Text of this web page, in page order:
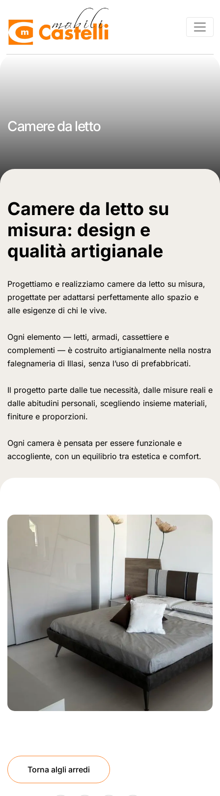
Camere da letto
Camere da letto su
misura: design e
qualità artigianale
Progettiamo e realizziamo camere da letto su misura,
progettate per adattarsi perfettamente allo spazio e
alle esigenze di chi le vive.
Ogni elemento — letti, armadi, cassettiere e
complementi — è costruito artigianalmente nella nostra
falegnameria di Illasi, senza l’uso di prefabbricati.
Il progetto parte dalle tue necessità, dalle misure reali e
dalle abitudini personali, scegliendo insieme materiali,
finiture e proporzioni.
Ogni camera è pensata per essere funzionale e
accogliente, con un equilibrio tra estetica e comfort.
Torna algli arredi